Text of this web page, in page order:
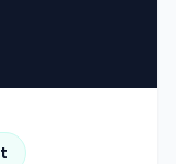
đăng ký.